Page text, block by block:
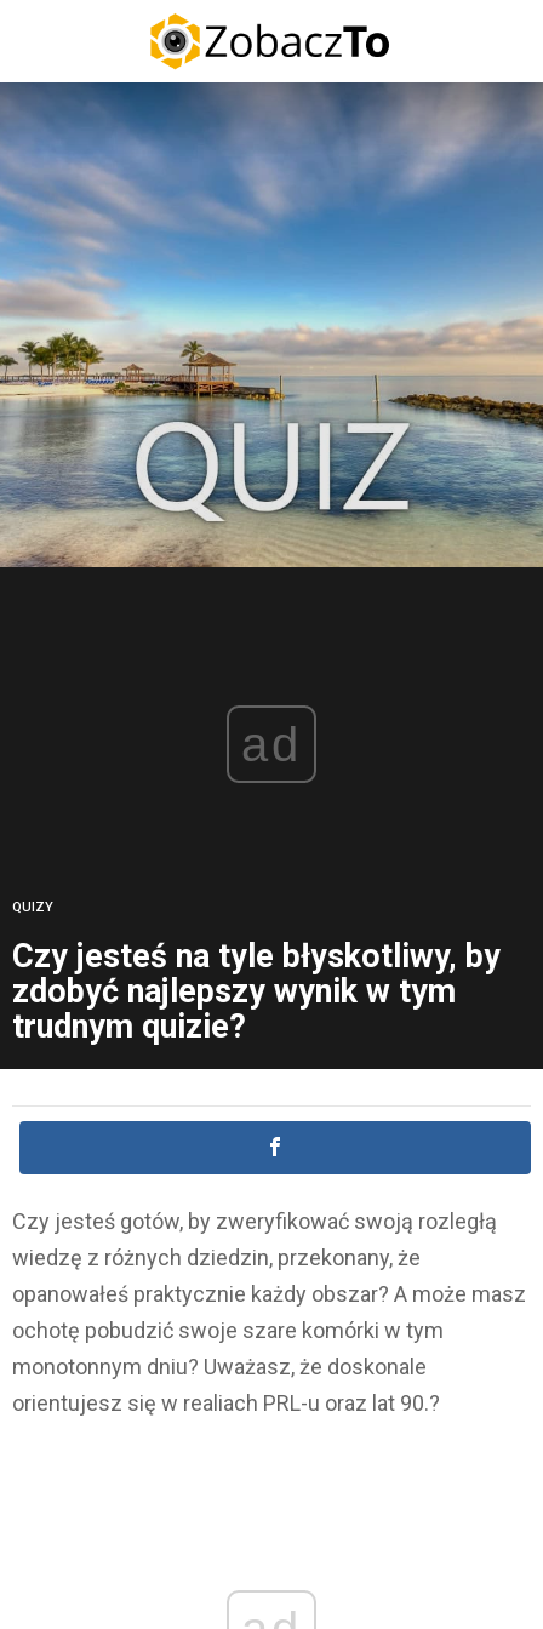
ad
QUIZY
Czy jesteś na tyle błyskotliwy, by
zdobyć najlepszy wynik w tym
trudnym quizie?
Czy jesteś gotów, by zweryfikować swoją rozległą
wiedzę z różnych dziedzin, przekonany, że
opanowałeś praktycznie każdy obszar? A może masz
ochotę pobudzić swoje szare komórki w tym
monotonnym dniu? Uważasz, że doskonale
orientujesz się w realiach PRL-u oraz lat 90.?